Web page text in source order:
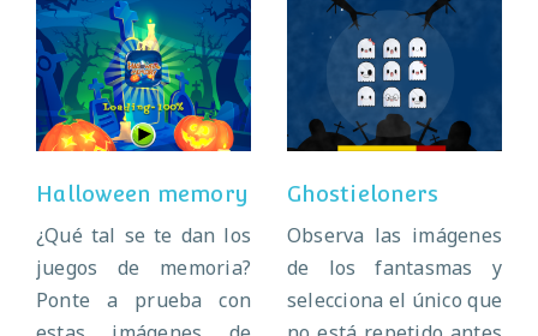
Halloween
memory
Halloween memory
¿Qué tal se te dan los
juegos de memoria?
Ponte a prueba con
Ghostieloners
Ghostieloners
Observa las imágenes
de los fantasmas y
selecciona el único que